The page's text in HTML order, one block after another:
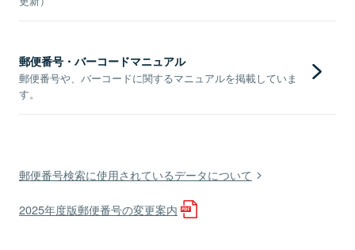
郵便番号・バーコードマニュアル
郵便番号や、バーコードに関するマニュアルを掲載していま
す。
郵便番号検索に使用されているデータについて
2025年度版郵便番号の変更案内